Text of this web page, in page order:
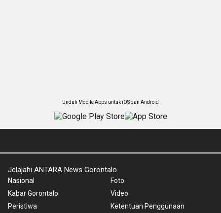
Unduh Mobile Apps untuk iOS dan Android
Jelajahi ANTARA News Gorontalo
Nasional
Kabar Gorontalo
Peristiwa
Foto
Video
Ketentuan Penggunaan